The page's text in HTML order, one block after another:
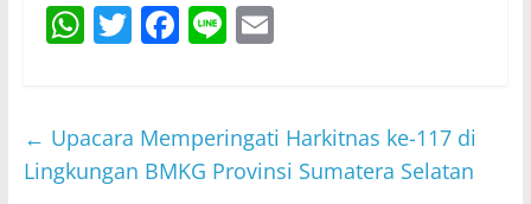
W
s
A
T
er
F
e
b
Li E
l
← Upacara Memperingati Harkitnas ke-117 di
Lingkungan BMKG Provinsi Sumatera Selatan